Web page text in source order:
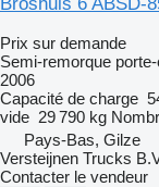
Prix sur demande
Semi-remorque
2006
Capacité de charge
vide 29 790 kg
Pays-Bas, Gilze
Versteijnen Trucks
Contacter le vendeur